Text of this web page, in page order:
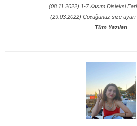
(08.11.2022) 1-7 Kasım Disleksi
(29.03.2022) Çocuğunuz size uyarı
Tüm Yazıları